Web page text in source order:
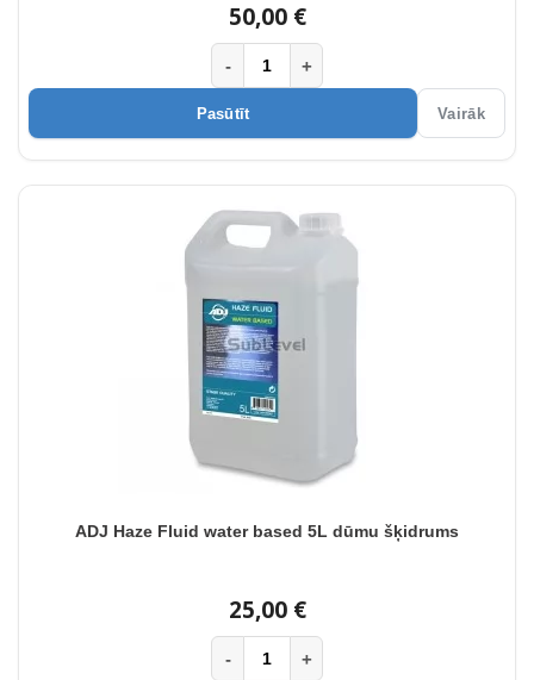
50,00 €
- +
Pasūtīt Vairāk
ADJ Haze Fluid water based 5L dūmu šķidrums
25,00 €
- +